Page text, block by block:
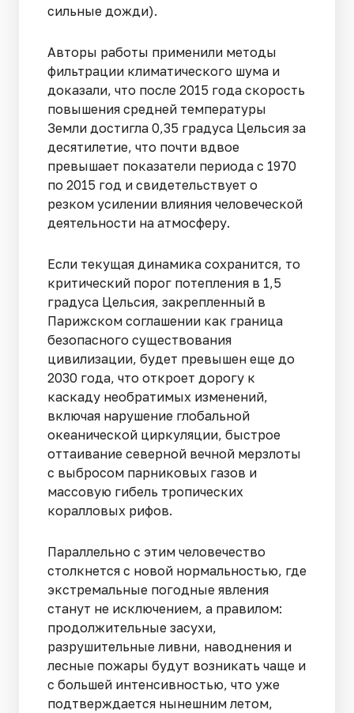
сильные дожди).
Авторы работы применили методы
фильтрации климатического шума и
доказали, что после 2015 года скорость
повышения средней температуры
Земли достигла 0,35 градуса Цельсия за
десятилетие, что почти вдвое
превышает показатели периода с 1970
по 2015 год и свидетельствует о
резком усилении влияния человеческой
деятельности на атмосферу.
Если текущая динамика сохранится, то
критический порог потепления в 1,5
градуса Цельсия, закрепленный в
Парижском соглашении как граница
безопасного существования
цивилизации, будет превышен еще до
2030 года, что откроет дорогу к
каскаду необратимых изменений,
включая нарушение глобальной
океанической циркуляции, быстрое
оттаивание северной вечной мерзлоты
с выбросом парниковых газов и
массовую гибель тропических
коралловых рифов.
Параллельно с этим человечество
столкнется с новой нормальностью, где
экстремальные погодные явления
станут не исключением, а правилом:
продолжительные засухи,
разрушительные ливни, наводнения и
лесные пожары будут возникать чаще и
с большей интенсивностью, что уже
подтверждается нынешним летом,